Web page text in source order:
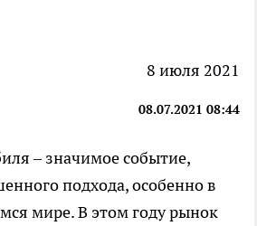
8 июля 2021
08.07.2021 08:44
– значимое событие,
подхода, особенно в
мире. В этом году рынок